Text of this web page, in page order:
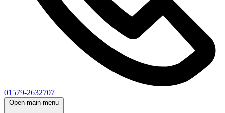
01579-2632707
Open main menu